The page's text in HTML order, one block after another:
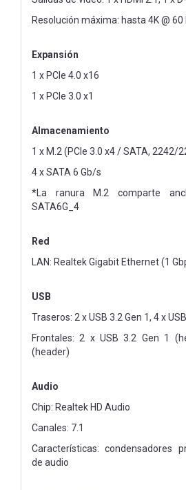
Resolución máxima: hasta 4K @ 60
Expansión
1 x PCIe 4.0 x16
1 x PCIe 3.0 x1
Almacenamiento
1 x M.2 (PCIe 3.0 x4 / SATA, 2242/
4 x SATA 6 Gb/s
*La ranura M.2 comparte
SATA6G_4
Red
LAN: Realtek Gigabit Ethernet (1
USB
Traseros: 2 x USB 3.2 Gen 1, 4 x
Frontales: 2 x USB 3.2 Gen 1
(header)
Audio
Chip: Realtek HD Audio
Canales: 7.1
Características: condensadores
de audio